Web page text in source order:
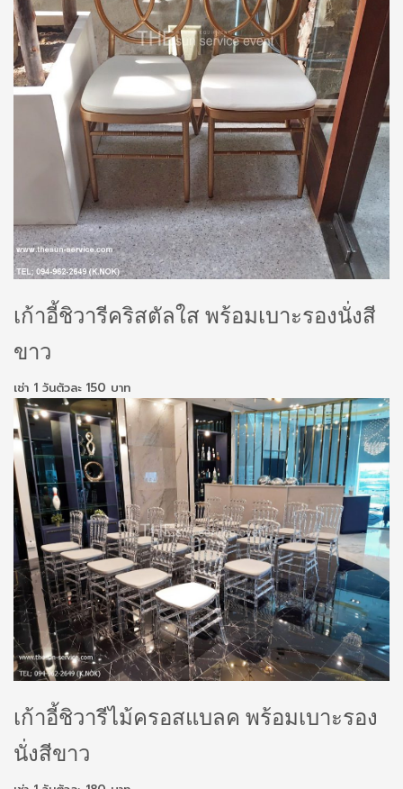
เก้าอี้ชิวารีคริสตัลใส พร้อมเบาะรองนั่งสี
ขาว
เช่า 1 วันตัวละ 150 บาท
เก้าอี้ชิวารีไม้ครอสแบลค พร้อมเบาะรอง
นั่งสีขาว